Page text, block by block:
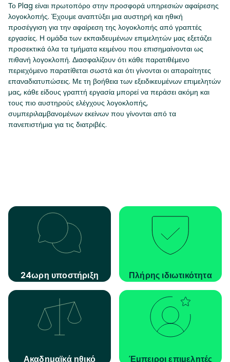
Το Plag είναι πρωτοπόρο στην προσφορά υπηρεσιών αφαίρεσης
λογοκλοπής. Έχουμε αναπτύξει μια αυστηρή και ηθική
προσέγγιση για την αφαίρεση της λογοκλοπής από γραπτές
εργασίες. Η ομάδα των εκπαιδευμένων επιμελητών μας εξετάζει
προσεκτικά όλα τα τμήματα κειμένου που επισημαίνονται ως
πιθανή λογοκλοπή. Διασφαλίζουν ότι κάθε παρατιθέμενο
περιεχόμενο παρατίθεται σωστά και ότι γίνονται οι απαραίτητες
επαναδιατυπώσεις. Με τη βοήθεια των εξειδικευμένων επιμελητών
μας, κάθε είδους γραπτή εργασία μπορεί να περάσει ακόμη και
τους πιο αυστηρούς ελέγχους λογοκλοπής,
συμπεριλαμβανομένων εκείνων που γίνονται από τα
πανεπιστήμια για τις διατριβές.
24ωρη υποστήριξη Πλήρης ιδιωτικότητα
Ακαδημαϊκά ηθικό Έμπειροι επιμελητές